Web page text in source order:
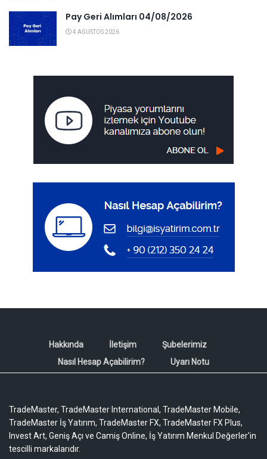
Pay Geri Alımları 04/08/2026
4 AĞUSTOS 2026
Hakkında İletişim
Şubelerimiz
Nasıl Hesap Açabilirim?
Uyarı Notu
TradeMaster, TradeMaster International, TradeMaster Mobile,
TradeMaster İş Yatırım, TradeMaster FX, TradeMaster FX Plus,
Invest Art, Geniş Açı ve Camiş Online, İş Yatırım Menkul Değerler'in
tescilli markalarıdır.